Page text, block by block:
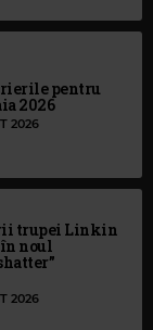
pentru
2026
2026
trupei Linkin
noul
2026